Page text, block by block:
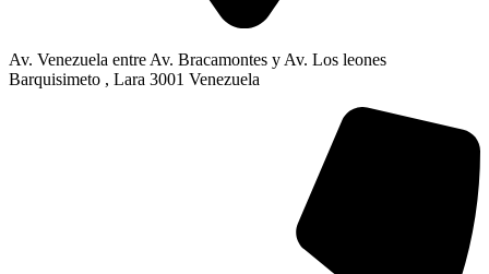
Av. Venezuela entre Av. Bracamontes y Av. Los leones
Barquisimeto , Lara 3001 Venezuela